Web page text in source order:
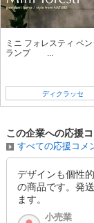
ミニ フォレスティ ペン
ランプ ...
ディクラッセ
この企業への応援
すべての応援コメ
デザインも個性
の商品です。発
ます。
小売業